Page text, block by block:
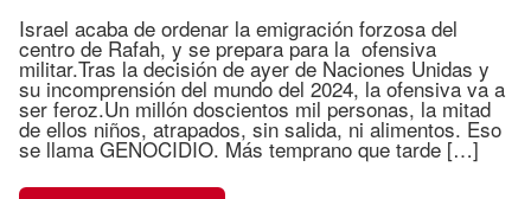
Israel acaba de ordenar la emigración forzosa del
centro de Rafah, y se prepara para la ofensiva
militar.Tras la decisión de ayer de Naciones Unidas y
su incomprensión del mundo del 2024, la ofensiva va a
ser feroz.Un millón doscientos mil personas, la mitad
de ellos niños, atrapados, sin salida, ni alimentos. Eso
se llama GENOCIDIO. Más temprano que tarde […]